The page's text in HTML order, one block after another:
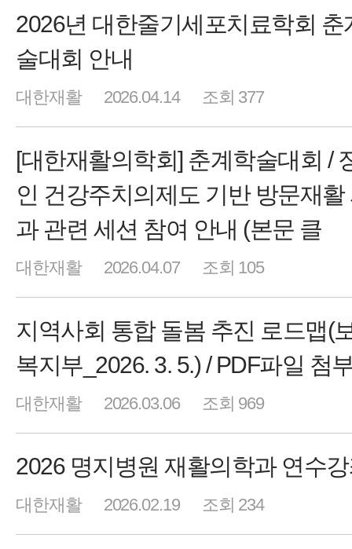
2026년 대한줄기세포치료학회 춘
술대회 안내
대한재활 2026.04.14 조회 377
[대한재활의학회] 춘계학술대회 /
인 건강주치의제도 기반 방문재활
과 관련 세션 참여 안내 (본문 클
대한재활 2026.04.07 조회 105
지역사회 통합 돌봄 추진 로드맵(
복지부_2026. 3. 5.) / PDF파일 첨
대한재활 2026.03.06 조회 969
2026 명지병원 재활의학과 연수
대한재활 2026.02.19 조회 234